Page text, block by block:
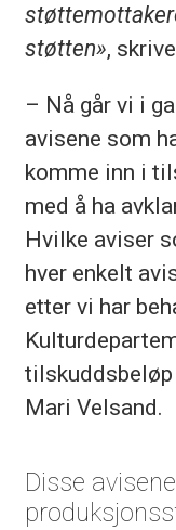
støtten»,
– Nå går vi i
avisene som
komme inn i
med å ha
Hvilke aviser
hver enkelt
etter vi har
Mari Velsand.
Disse